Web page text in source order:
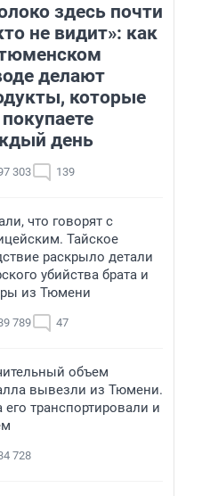
здесь почти
не видит»: как
делают
которые
день
303 139
что говорят с
Тайское
раскрыло детали
убийства брата и
из Тюмени
789 47
объем
вывезли из Тюмени.
его транспортировали и
728